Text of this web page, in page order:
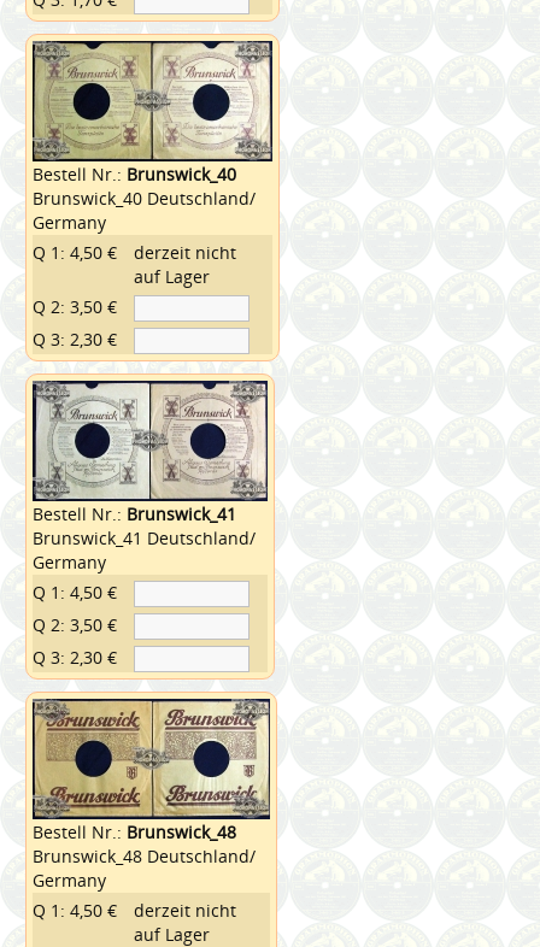
Bestell Nr.: Brunswick_40
Brunswick_40 Deutschland/
Germany
Q 1: 4,50 €
derzeit nicht
auf Lager
Q 2: 3,50 €
Q 3: 2,30 €
Bestell Nr.: Brunswick_41
Brunswick_41 Deutschland/
Germany
Q 1: 4,50 €
Q 2: 3,50 €
Q 3: 2,30 €
Bestell Nr.: Brunswick_48
Brunswick_48 Deutschland/
Germany
Q 1: 4,50 €
derzeit nicht
auf Lager